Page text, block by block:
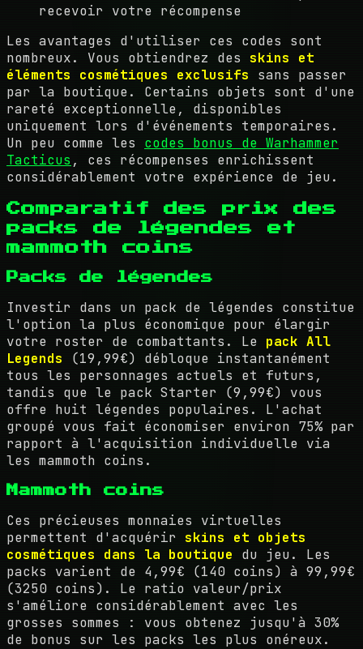
recevoir votre récompense
Les avantages d'utiliser ces codes sont
nombreux. Vous obtiendrez des skins et
éléments cosmétiques exclusifs sans passer
par la boutique. Certains objets sont d'une
rareté exceptionnelle, disponibles
uniquement lors d'événements temporaires.
Un peu comme les codes bonus de Warhammer
Tacticus , ces récompenses enrichissent
considérablement votre expérience de jeu.
Comparatif des prix des
packs de légendes et
mammoth coins
Packs de légendes
Investir dans un pack de légendes constitue
l'option la plus économique pour élargir
votre roster de combattants. Le pack All
Legends (19,99€) débloque instantanément
tous les personnages actuels et futurs,
tandis que le pack Starter (9,99€) vous
offre huit légendes populaires. L'achat
groupé vous fait économiser environ 75% par
rapport à l'acquisition individuelle via
les mammoth coins.
Mammoth coins
Ces précieuses monnaies virtuelles
permettent d'acquérir skins et objets
cosmétiques dans la boutique du jeu. Les
packs varient de 4,99€ (140 coins) à 99,99€
(3250 coins). Le ratio valeur/prix
s'améliore considérablement avec les
grosses sommes : vous obtenez jusqu'à 30%
de bonus sur les packs les plus onéreux.